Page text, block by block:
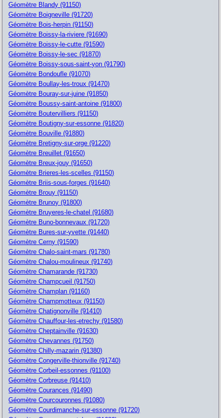
Géomètre Blandy (91150)
Géomètre Boigneville (91720)
Géomètre Bois-herpin (91150)
Géomètre Boissy-la-riviere (91690)
Géomètre Boissy-le-cutte (91590)
Géomètre Boissy-le-sec (91870)
Géomètre Boissy-sous-saint-yon (91790)
Géomètre Bondoufle (91070)
Géomètre Boullay-les-troux (91470)
Géomètre Bouray-sur-juine (91850)
Géomètre Boussy-saint-antoine (91800)
Géomètre Boutervilliers (91150)
Géomètre Boutigny-sur-essonne (91820)
Géomètre Bouville (91880)
Géomètre Bretigny-sur-orge (91220)
Géomètre Breuillet (91650)
Géomètre Breux-jouy (91650)
Géomètre Brieres-les-scelles (91150)
Géomètre Briis-sous-forges (91640)
Géomètre Brouy (91150)
Géomètre Brunoy (91800)
Géomètre Bruyeres-le-chatel (91680)
Géomètre Buno-bonnevaux (91720)
Géomètre Bures-sur-yvette (91440)
Géomètre Cerny (91590)
Géomètre Chalo-saint-mars (91780)
Géomètre Chalou-moulineux (91740)
Géomètre Chamarande (91730)
Géomètre Champcueil (91750)
Géomètre Champlan (91160)
Géomètre Champmotteux (91150)
Géomètre Chatignonville (91410)
Géomètre Chauffour-les-etrechy (91580)
Géomètre Cheptainville (91630)
Géomètre Chevannes (91750)
Géomètre Chilly-mazarin (91380)
Géomètre Congerville-thionville (91740)
Géomètre Corbeil-essonnes (91100)
Géomètre Corbreuse (91410)
Géomètre Courances (91490)
Géomètre Courcouronnes (91080)
Géomètre Courdimanche-sur-essonne (91720)